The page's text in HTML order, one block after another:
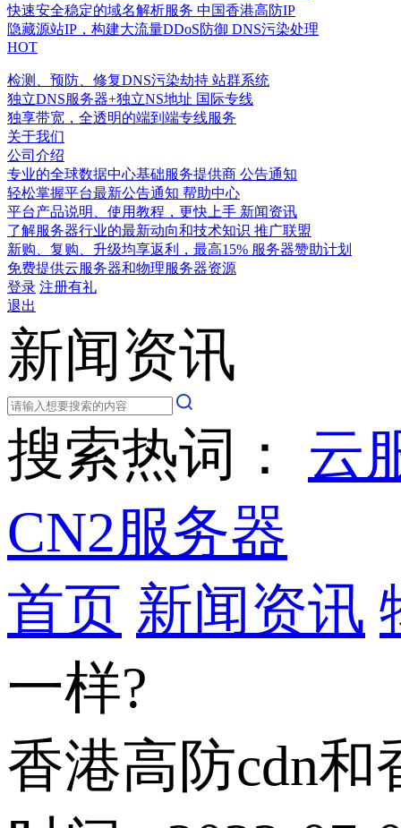
快速安全稳定的域名解析服务 中国香港高防IP
隐藏源站IP，构建大流量DDoS防御 DNS污染处理
HOT
检测、预防、修复DNS污染劫持 站群系统
独立DNS服务器+独立NS地址 国际专线
独享带宽，全透明的端到端专线服务
关于我们
公司介绍
专业的全球数据中心基础服务提供商 公告通知
轻松掌握平台最新公告通知 帮助中心
平台产品说明、使用教程，更快上手 新闻资讯
了解服务器行业的最新动向和技术知识 推广联盟
新购、复购、升级均享返利，最高15% 服务器赞助计划
免费提供云服务器和物理服务器资源
登录 注册有礼
退出
新闻资讯
搜索热词： 云
CN2服务器
首页 新闻资讯
一样?
香港高防cdn